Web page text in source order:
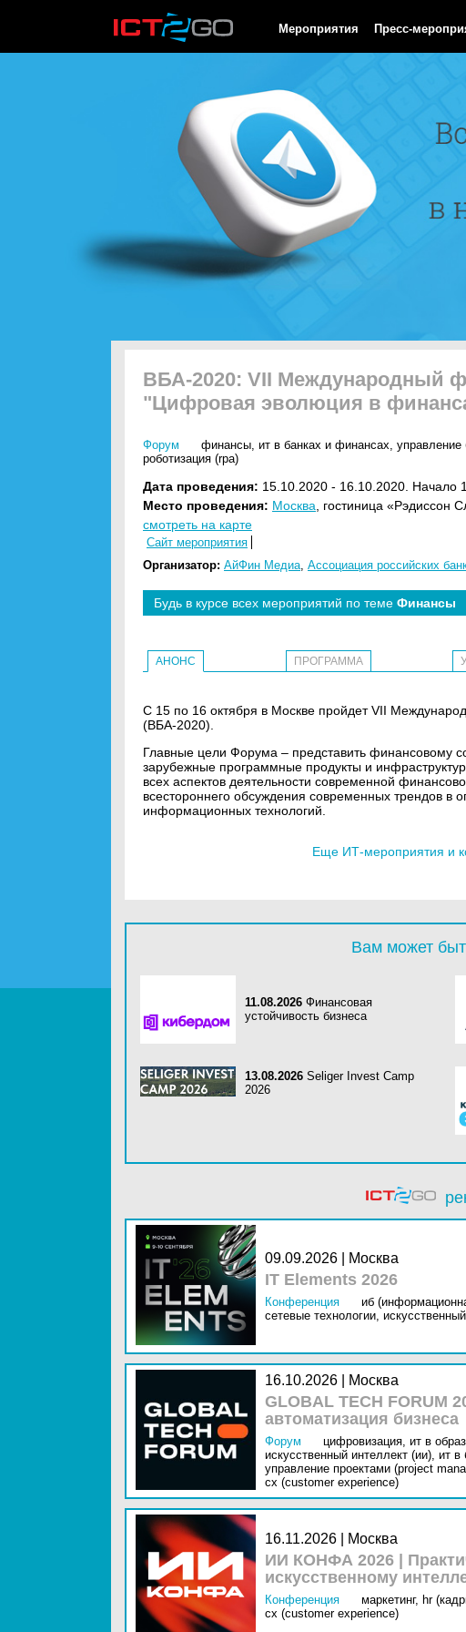
Мероприятия Пресс-
ВБА-2020: VII Международный
"Цифровая эволюция в
Форум финансы, ит в банках и финансах, управление
роботизация (rpa)
Дата проведения: 15.10.2020 - 16.10.2020. Начало
Место проведения: Москва , гостиница «Рэдиссон
смотреть на карте
Сайт мероприятия
Организатор: АйФин Медиа, Ассоциация российских
Будь в курсе всех мероприятий по теме Финансы
АНОНС ПРОГРАММА
С 15 по 16 октября в Москве пройдет VII
(ВБА-2020).
Главные цели Форума – представить финансовому
зарубежные программные продукты и
всех аспектов деятельности современной
всестороннего обсуждения современных трендов в
информационных технологий.
Еще ИТ-мероприятия и
Вам может
11.08.2026 Финансовая
устойчивость бизнеса
13.08.2026 Seliger Invest Camp
2026
09.09.2026 | Москва
IT Elements 2026
Конференция иб
сетевые технологии,
16.10.2026 | Москва
GLOBAL TECH FORUM
автоматизация бизнеса
Форум цифровизация, ит в
искусственный интеллект (ии), ит в
управление проектами (project
cx (customer experience)
16.11.2026 | Москва
ИИ КОНФА 2026 |
искусственному
Конференция маркетинг, hr
cx (customer experience)